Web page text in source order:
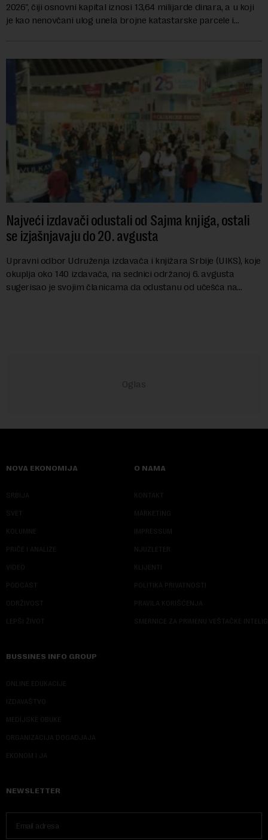
2026", čiji osnovni kapital iznosi 13,64 milijarde dinara, a u koji
je kao nenovčani ulog unela brojne katastarske parcele i
Najveći izdavači odustali od Sajma knjiga, ostali
se izjašnjavaju do 20. avgusta
Upravni odbor Udruženja izdavača i knjižara Srbije (UIKS), koje
okuplja oko 140 izdavača, na sednici održanoj 6. avgusta
sugerisao je svojim članicama da odustanu od učešća na
NOVA EKONOMIJA
SRBIJA
SVET
KOLUMNE
PRIČE I ANALIZE
VIDEO
PODCAST
ODRŽIVOST
LEPŠI ŽIVOT
O NAMA
KONTAKT
MARKETING
IMPRESSUM
NJUZLETER
KLIJENTI
POLITIKA PRIVATNOSTI
PRAVILA KORIŠĆENJA
SMERNICE ZA PRIMENU VEŠTAČKE
BUSSINES INFO GROUP
ONLINE EDUKACIJE
IZDAVAŠTVO
MEDIJSKE OBUKE
ORGANIZACIJA DOGADJAJA
EKONOM I JA
NEWSLETTER